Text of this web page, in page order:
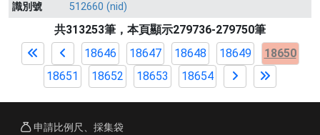
識別號
512660 (nid)
共313253筆，本頁顯示279736-279750筆
18646
18647 18648 18649
18650
18651
18652 18653 18654
申請比例尺、採集袋